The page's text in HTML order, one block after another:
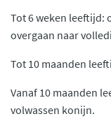
Tot 6 weken leeftijd:
overgaan naar
Tot 10 maanden
Vanaf 10 maanden
volwassen konijn.